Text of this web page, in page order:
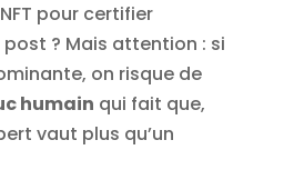
pour certifier
post ? Mais attention : si
on risque de
humain qui fait que,
vaut plus qu’un